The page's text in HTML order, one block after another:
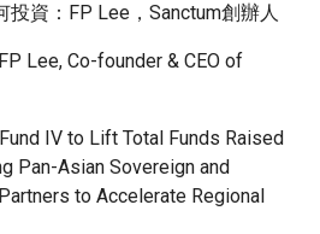
投資：FP Lee，Sanctum創辦人
Lee, Co-founder & CEO of
IV to Lift Total Funds Raised
Pan-Asian Sovereign and
to Accelerate Regional